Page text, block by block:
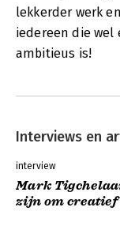
lekkerder werk
iedereen die wel
ambitieus is!
Interviews en
interview
Mark
zijn om creatief